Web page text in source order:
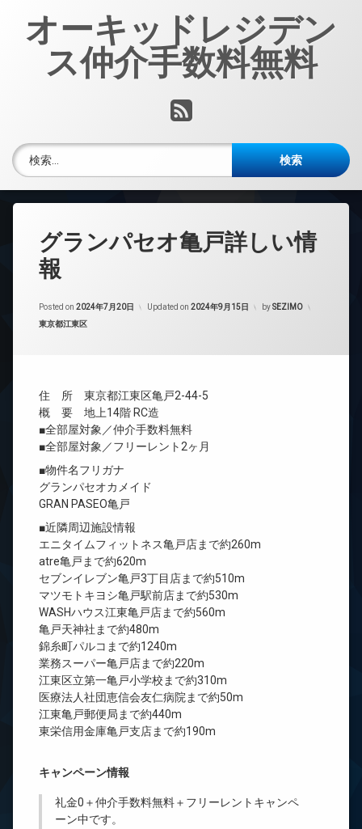
オーキッドレジデン
ス仲介手数料無料
RSS
検索:
グランパセオ亀戸詳しい情
報
Posted on 2024年7月20日 Updated on 2024年9月15日 bySEZIMO
カテゴリー:
東京都江東区
住 所 東京都江東区亀戸2-44-5
概 要 地上14階 RC造
■全部屋対象／仲介手数料無料
■全部屋対象／フリーレント2ヶ月
■物件名フリガナ
グランパセオカメイド
GRAN PASEO亀戸
■近隣周辺施設情報
エニタイムフィットネス亀戸店まで約260m
atre亀戸まで約620m
セブンイレブン亀戸3丁目店まで約510m
マツモトキヨシ亀戸駅前店まで約530m
WASHハウス江東亀戸店まで約560m
亀戸天神社まで約480m
錦糸町パルコまで約1240m
業務スーパー亀戸店まで約220m
江東区立第一亀戸小学校まで約310m
医療法人社団恵信会友仁病院まで約50m
江東亀戸郵便局まで約440m
東栄信用金庫亀戸支店まで約190m
キャンペーン情報
礼金0 ＋仲介手数料無料＋ フリーレント キャンペ
ーン中です。